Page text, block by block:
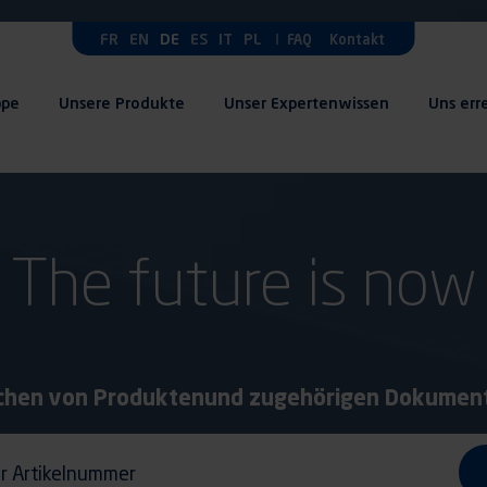
FR EN DE ES IT PL FAQ Kontakt
Unsere Produkte Unser Expertenwissen Uns
The future is now
von Produktenund zugehörigen